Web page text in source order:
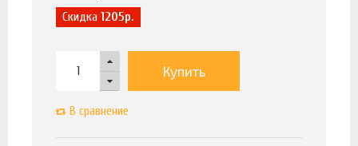
Скидка 1205р.
Купить
В сравнение